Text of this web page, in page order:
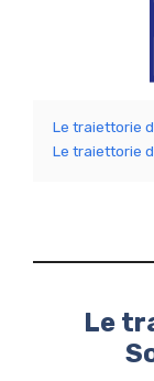
Le traiettorie
Le traiettorie
Le